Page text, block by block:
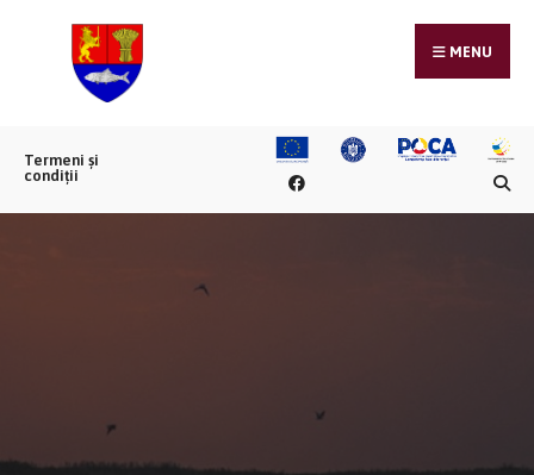
MENU
Termeni și
condiții